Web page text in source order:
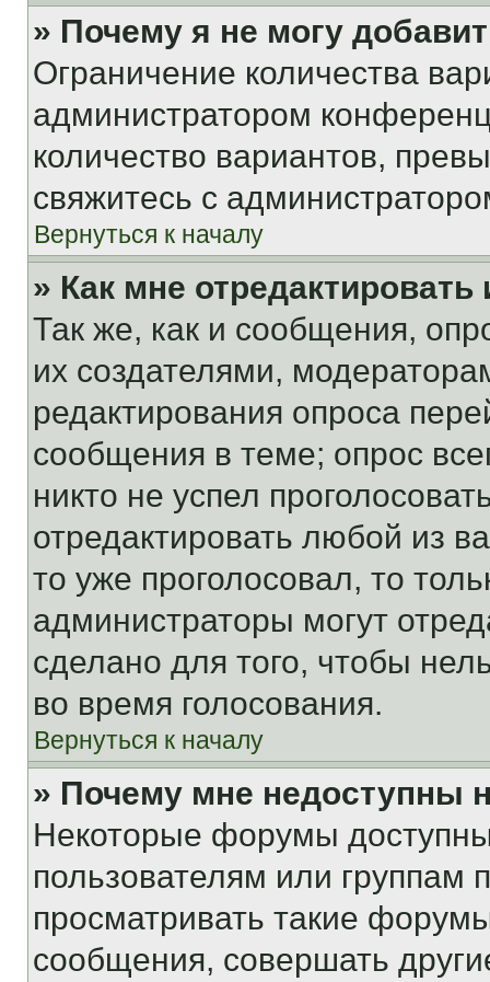
» Почему я не могу
Ограничение количества
администратором
количество вариантов,
свяжитесь с
Вернуться к началу
» Как мне
Так же, как и сообщения,
их создателями,
редактирования опроса
сообщения в теме; опрос
никто не успел
отредактировать любой из
то уже проголосовал, то
администраторы могут
сделано для того, чтобы
во время голосования.
Вернуться к началу
» Почему мне недоступны
Некоторые форумы
пользователям или группам
просматривать такие
сообщения, совершать